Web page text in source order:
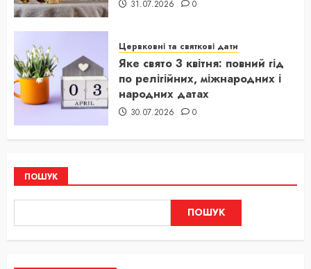
31.07.2026 0
Цервковні та святкові дати
Яке свято 3 квітня: повний гід
по релігійних, міжнародних і
народних датах
30.07.2026 0
ПОШУК
ПОШУК